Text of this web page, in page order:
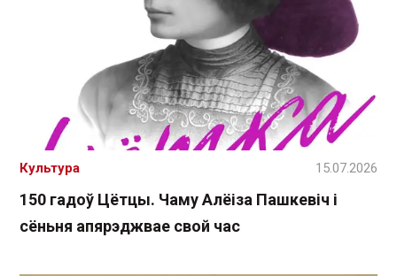
150 гадоў Цётцы. Чаму Алёіза Пашкевіч і
сёньня апярэджвае свой час
Культура 15.07.2026